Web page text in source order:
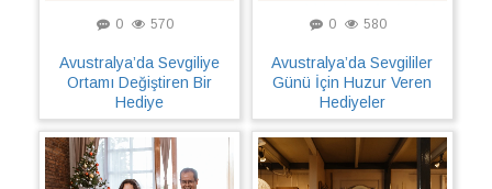
0 570
Avustralya’da Sevgiliye
Ortamı Değiştiren Bir
Hediye
0 580
Avustralya’da Sevgililer
Günü İçin Huzur Veren
Hediyeler